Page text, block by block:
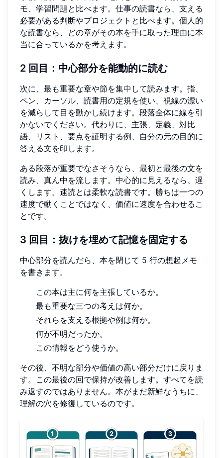
モ、学習問題と比べます。仕事の読書なら、支える
必要がある判断やプロジェクトと比べます。個人的
な読書なら、どの章がその本を手に取った理由に本
当に合っているかを考えます。
2 回目：中心部分を能動的に読む
次に、最も重要な章や節を集中して読みます。指、
ペン、カーソル、読書用の定規を使い、視線の漂い
を減らして目を動かし続けます。段落全体に線を引
かないでください。代わりに、主張、定義、対比
語、リスト、要点を証明する例、自分の元の目的に
答える文を印します。
ある段落が重要でなさそうなら、最初と最後の文を
読み、真ん中を流します。中心的に見えるなら、遅
くします。速読とは柔軟な読書です。勝ちは一つの
速度で動くことではなく、価値に速度を合わせるこ
とです。
3 回目：抜けを埋めて記憶を固定する
中心部分を読んだら、本を閉じて 5 行の想起メモ
を書きます。
この本は主に何を主張しているか。
最も重要な三つの考えは何か。
それらを支える根拠や例は何か。
何が不明だったか。
この情報をどう使うか。
その後、不明な部分や価値の高い部分だけに戻りま
す。この最後の回で保持が改善します。すべてを読
み返すのではありません。本がまだ新鮮なうちに、
理解の穴を修復しているのです。